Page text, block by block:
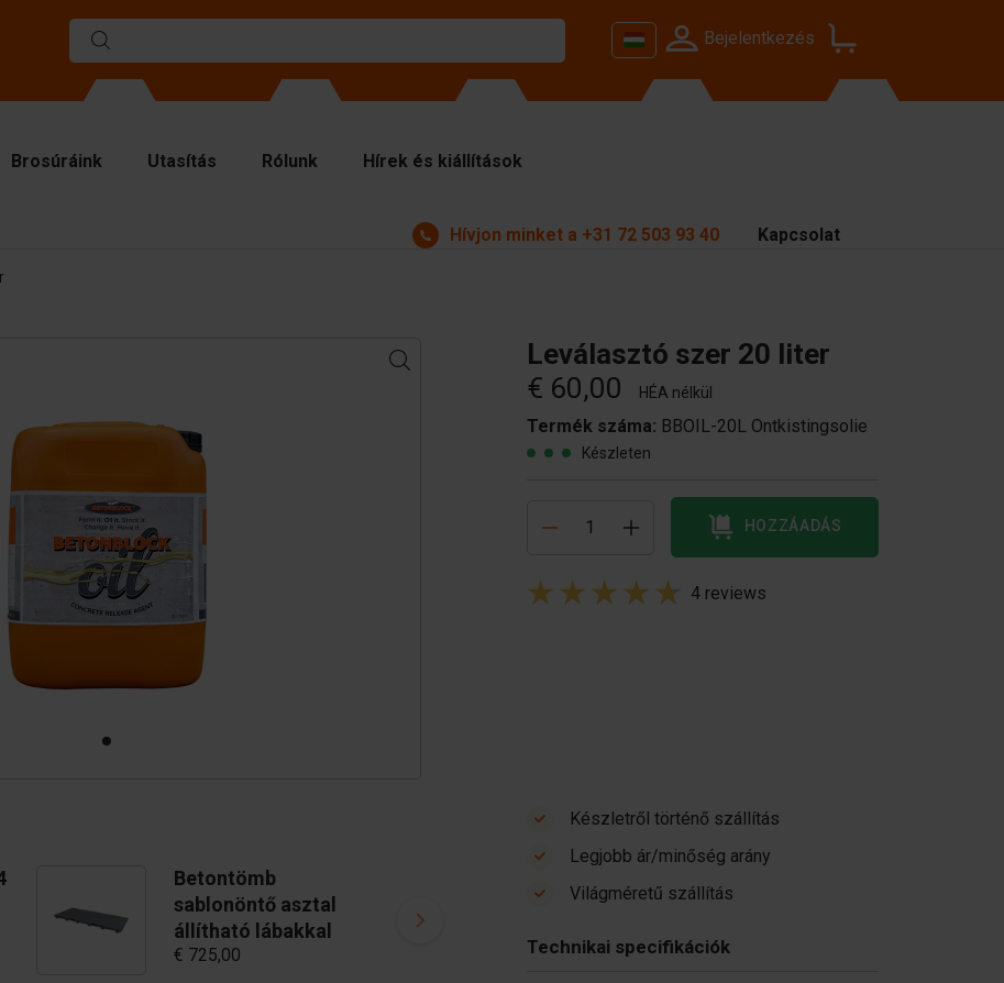
Bejelentkezés
Elválasztó falak
Kiegészítők
Brosúráink Utasítás Rólunk Hírek és kiállítások
Hívjon minket a +31 72 503 93 40 Kapcsolat
Leválasztó szer 20 liter
€ 60,00
HÉA nélkül
Termék száma: BBOIL-20L Ontkistingsolie
Készleten
HOZZÁADÁS
4 reviews
Betontömb
sablonöntő asztal
állítható lábakkal
€ 725,00
Készletről történő szállítás
Legjobb ár/minőség arány
Világméretű szállítás
Technikai specifikációk